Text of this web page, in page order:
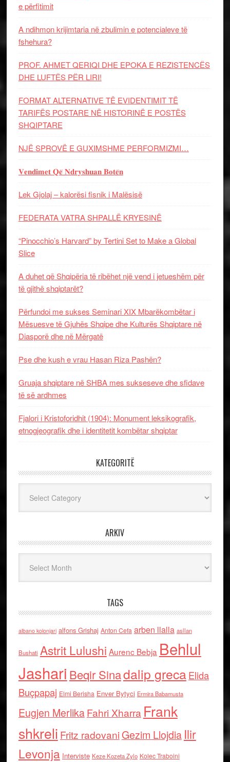
e përfitimit
A ndihmon krijimtaria në zbulimin e potencialeve të
fshehura?
PROF. AHMET QERIQI DHE EPOKA E REZISTENCЁS
DHE LUFTЁS PЁR LIRI!
FORMAT ALTERNATIVE TË EVIDENTIMIT TË
TARIFËS POSTARE NË HISTORINË E POSTËS
SHQIPTARE
NJË SPROVË E GUXIMSHME PERFORMIZMI…
𝐕𝐞𝐧𝐝𝐢𝐦𝐞𝐭 𝐐𝐞̈ 𝐍𝐝𝐫𝐲𝐬𝐡𝐮𝐚𝐧 𝐁𝐨𝐭𝐞̈𝐧
Lek Gjolaj – kalorësi fisnik i Malësisë
FEDERATA VATRA SHPALLË KRYESINË
“Pinocchio’s Harvard” by Tertini Set to Make a Global
Slice
A duhet që Shqipëria të ribëhet një vend i jetueshëm për
të gjithë shqiptarët?
Përfundoi me sukses Seminari XIX Mbarëkombëtar i
Mësuesve të Gjuhës Shqipe dhe Kulturës Shqiptare në
Diasporë dhe në Mërgatë
Pse dhe kush e vrau Hasan Riza Pashën?
Gruaja shqiptare në SHBA mes sukseseve dhe sfidave
të së ardhmes
Fjalori i Kristoforidhit (1904): Monument leksikografik,
etnogjeografik dhe i identitetit kombëtar shqiptar
KATEGORITË
ARKIV
TAGS
albano kolonjari alfons Grishaj Anton Cefa arben llalla asllan
Bushati Astrit Lulushi Aurenc Bebja Behlul
Jashari Beqir Sinadalip grecaElida
Buçpapaj Elmi Berisha Enver Bytyci Ermira Babamusta
Eugjen MerlikaFahri Xharra Frank
shkreli Fritz radovaniGezim Llojdia Ilir
Levonja Interviste Keze Kozeta Zylo Kolec Traboini